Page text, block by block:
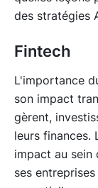
des stratégies
Fintech
L'importance
son impact
gèrent,
leurs finances.
impact au sein
ses